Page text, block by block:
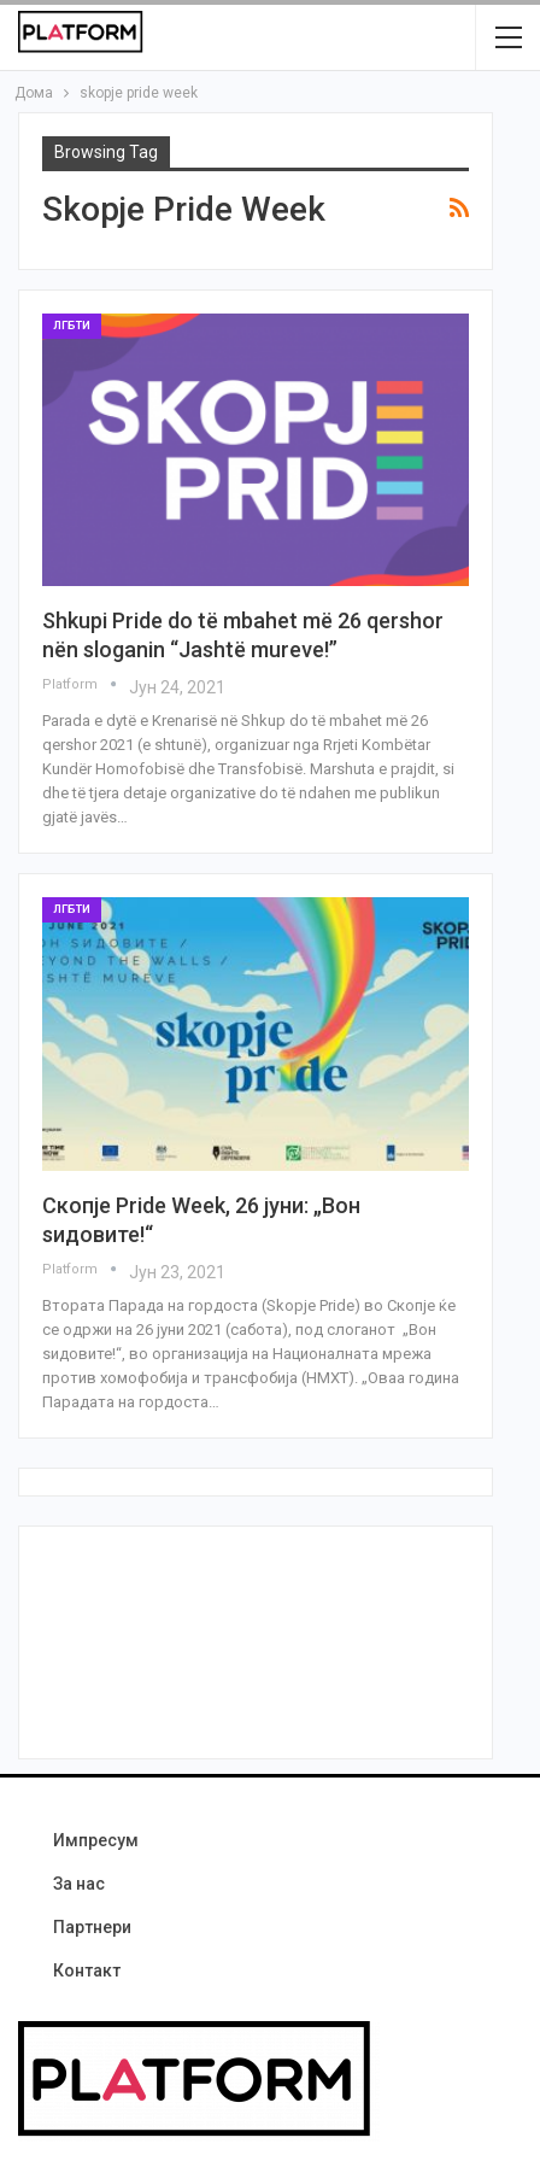
Дома skopje pride week
Browsing Tag
Skopje Pride Week
ЛГБТИ
Shkupi Pride do të mbahet më 26 qershor
nën sloganin “Jashtë mureve!”
Platform Јун 24, 2021
Parada e dytë e Krenarisë në Shkup do të mbahet më 26
qershor 2021 (e shtunë), organizuar nga Rrjeti Kombëtar
Kundër Homofobisë dhe Transfobisë. Marshuta e prajdit, si
dhe të tjera detaje organizative do të ndahen me publikun
gjatë javës…
ЛГБТИ
Скопје Pride Week, 26 јуни: „Вон
ѕидовите!“
Platform Јун 23, 2021
Втората Парада на гордоста (Skopje Pride) во Скопје ќе
се одржи на 26 јуни 2021 (сабота), под слоганот „Вон
ѕидовите!“, во организација на Националната мрежа
против хомофобија и трансфобија (НМХТ). „Оваа година
Парадата на гордоста…
Импресум
За нас
Партнери
Контакт